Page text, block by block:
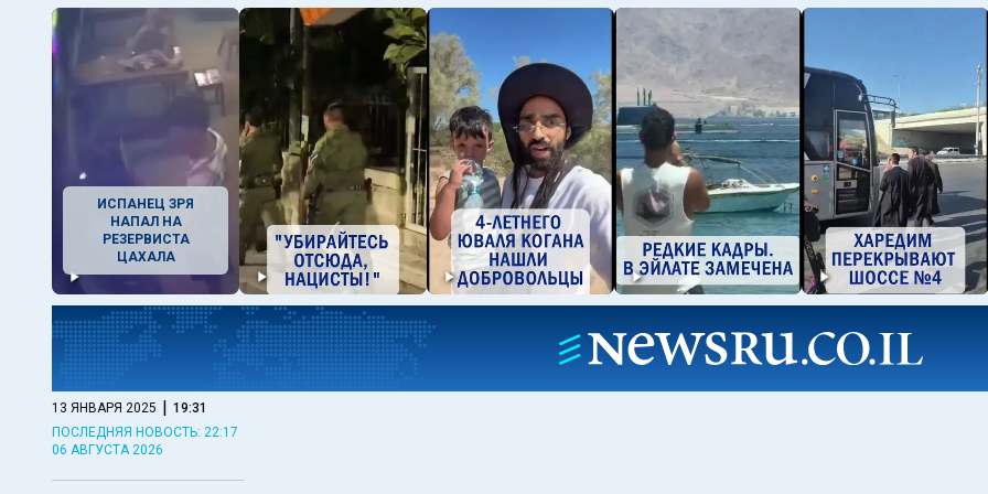
ИСПАНЕЦ ЗРЯ
НАПАЛ НА
РЕЗЕРВИСТА
ЦАХАЛА
13 ЯНВАРЯ 2025 | 19:31
ПОСЛЕДНЯЯ НОВОСТЬ: 22:17
06 АВГУСТА 2026